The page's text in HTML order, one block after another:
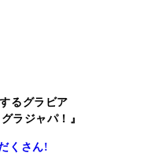
るグラビア
ラジャパ！』
くさん!